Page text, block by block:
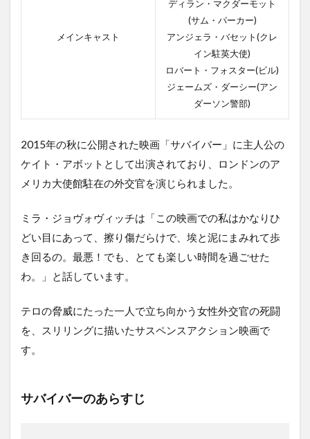
メインキャスト
ディラン・マクダーモット
(サム・パーカー)
アンジェラ・バセット(クレ
イン駐英大使)
ロバート・フォスター(ビル)
ジェームズ・ダーシー(アン
ダーソン警部)
2015年の秋に公開された映画「サバイバー」に主人公の
ケイト・アボットとして出演されており、ロンドンのア
メリカ大使館駐在の外交官を演じられました。
ミラ・ジョヴォヴィッチは「この映画での私はかなりひ
どい目にあって、擦り傷だらけで、埃と泥にまみれて歩
き回るの。最悪！でも、とても楽しい時間を過ごせた
わ。」と話しています。
テロの脅威にたった一人で立ち向かう女性外交官の死闘
を、スリリングに描いたサスペンスアクション映画で
す。
サバイバーのあらすじ